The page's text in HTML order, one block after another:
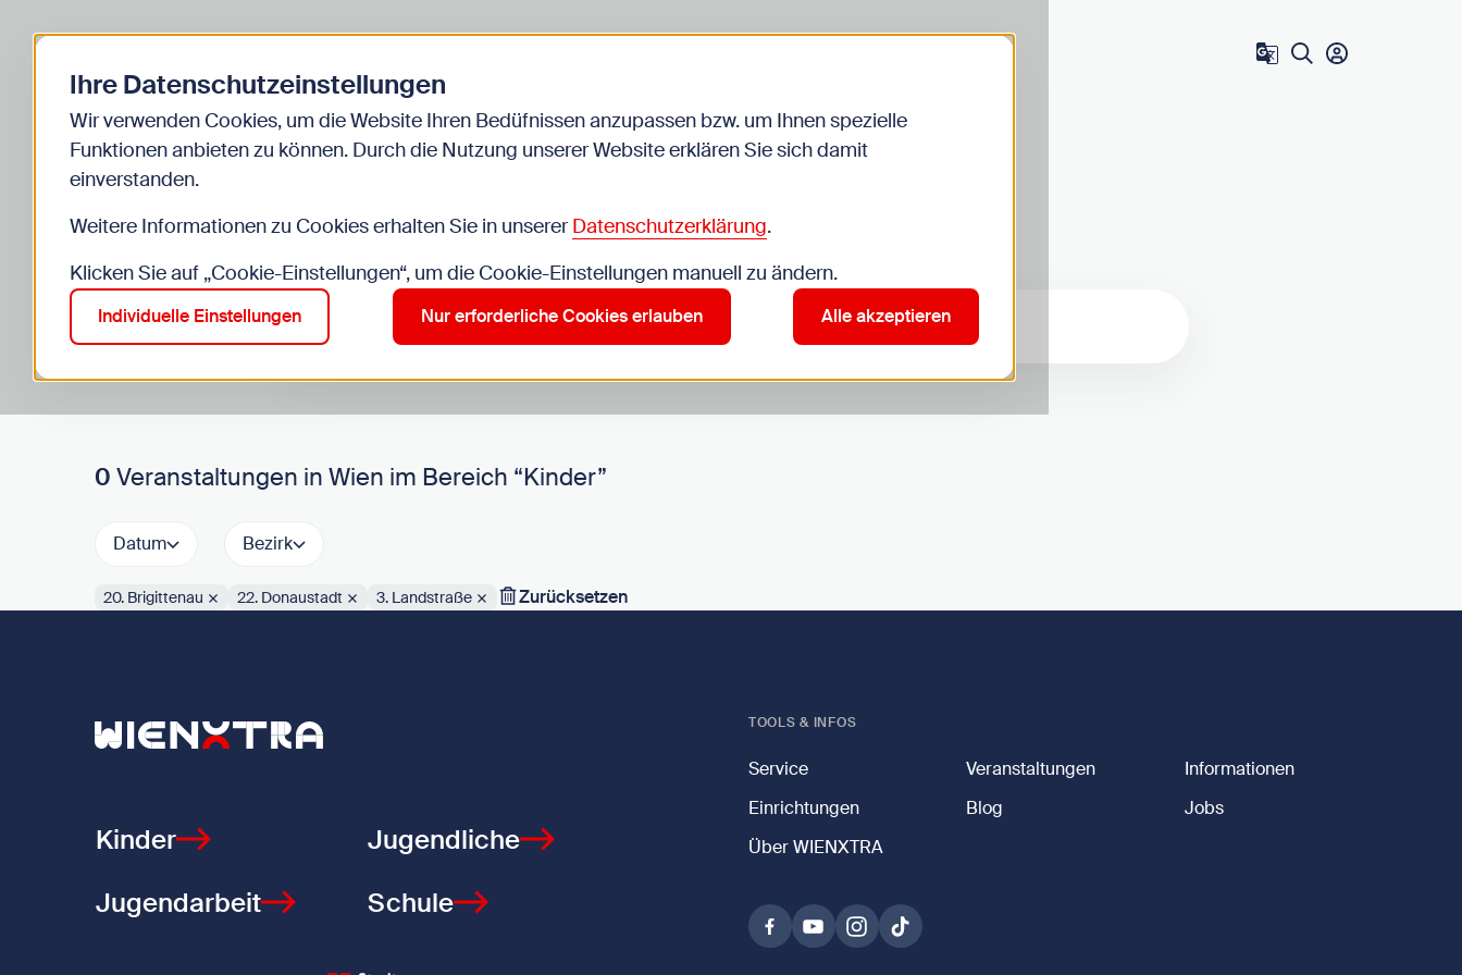
Zum Benutzer
Start Kinder Veranstaltungen
Veranstaltungen
Suche im Bereich “Kinder”
Suchen
0 Veranstaltungen in Wien im Bereich “Kinder”
Datum Bezirk
Aktive Filter:
20. Brigittenau 22. Donaustadt 3. Landstraße Zurücksetzen
Zurück zur Startseite
Kinder
Jugendliche
Jugendarbeit
Schule
TOOLS & INFOS
Service Veranstaltungen
Informationen
Einrichtungen
Blog
Jobs
Über WIENXTRA
Ihre Datenschutzeinstellungen
Wir verwenden Cookies, um die Website Ihren Bedüfnissen anzupassen bzw. um Ihnen spezielle
Funktionen anbieten zu können. Durch die Nutzung unserer Website erklären Sie sich damit
einverstanden.
Weitere Informationen zu Cookies erhalten Sie in unsererDatenschutzerklärung.
Klicken Sie auf „Cookie-Einstellungen“, um die Cookie-Einstellungen manuell zu ändern.
Individuelle Einstellungen Nur erforderliche Cookies erlauben Alle akzeptieren